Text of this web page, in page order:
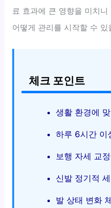
료 효과에 큰 영향을 미치
어떻게 관리를 시작할 수 있
체크 포인트
생활 환경에
하루 6시간 이
보행 자세 교
신발 정기적
발 상태 변화